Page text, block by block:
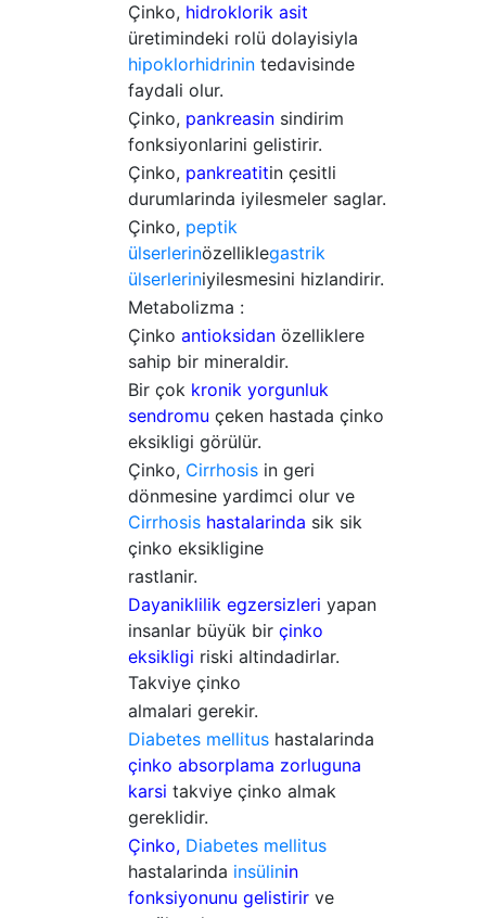
Çinko, hidroklorik asit
üretimindeki rolü dolayisiyla
hipoklorhidrinin tedavisinde
faydali olur.
Çinko, pankreasin sindirim
fonksiyonlarini gelistirir.
Çinko, pankreatitin çesitli
durumlarinda iyilesmeler saglar.
Çinko, peptik
ülserlerinözelliklegastrik
ülserleriniyilesmesini hizlandirir.
Metabolizma :
Çinko antioksidan özelliklere
sahip bir mineraldir.
Bir çok kronik yorgunluk
sendromu çeken hastada çinko
eksikligi görülür.
Çinko, Cirrhosis in geri
dönmesine yardimci olur ve
Cirrhosis hastalarinda sik sik
çinko eksikligine
rastlanir.
Dayaniklilik egzersizleri yapan
insanlar büyük bir çinko
eksikligi riski altindadirlar.
Takviye çinko
almalari gerekir.
Diabetes mellitus hastalarinda
çinko absorplama zorluguna
karsi takviye çinko almak
gereklidir.
Çinko, Diabetes mellitus
hastalarinda insülinin
fonksiyonunu gelistirir ve